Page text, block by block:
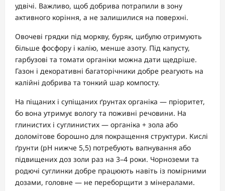
удвічі. Важливо, щоб добрива потрапили в зону
активного коріння, а не залишилися на поверхні.
Овочеві грядки під моркву, буряк, цибулю отримують
більше фосфору і калію, менше азоту. Під капусту,
гарбузові та томати органіки можна дати щедріше.
Газон і декоративні багаторічники добре реагують на
калійні добрива та тонкий шар компосту.
На піщаних і супіщаних ґрунтах органіка — пріоритет,
бо вона утримує вологу та поживні речовини. На
глинистих і суглинистих — органіка + зола або
доломітове борошно для покращення структури. Кислі
ґрунти (pH нижче 5,5) потребують вапнування або
підвищених доз золи раз на 3–4 роки. Чорноземи та
родючі суглинки добре працюють навіть із помірними
дозами, головне — не переборщити з мінералами.